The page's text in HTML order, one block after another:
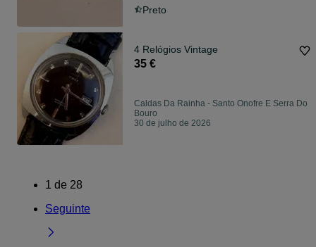
Preto
4 Relógios Vintage
35 €
Caldas Da Rainha - Santo Onofre E Serra Do
Bouro
30 de julho de 2026
1 de 28
Seguinte